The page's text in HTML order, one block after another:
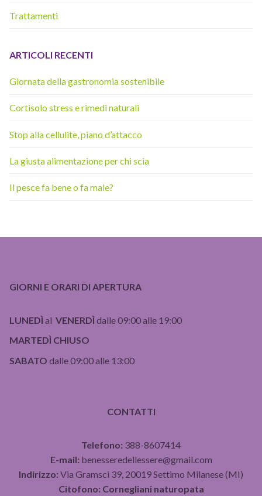
Trattamenti
ARTICOLI RECENTI
Giornata della gastronomia sostenibile
Cortisolo stress e rimedi naturali
Stop alla cellulite, piano d’attacco
La giusta alimentazione per chi scia
Il pesce fa bene o fa male?
GIORNI E ORARI DI APERTURA
LUNEDÌ al VENERDÌ dalle 09:00 alle 19:00
MARTEDÌ CHIUSO
SABATO dalle 09:00 alle 13:00
CONTATTI
Telefono: 388-8607414
E-mail: benesseredellessere@gmail.com
Indirizzo: Via Gramsci 39, 20019 Settimo Milanese (MI)
Citofono: Cornegliani naturopata